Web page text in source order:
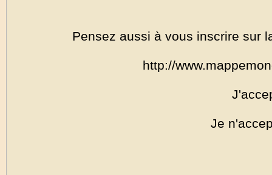
Pensez aussi à vous inscrire sur
http://
Je